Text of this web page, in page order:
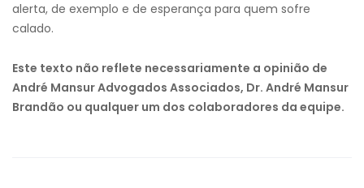
alerta, de exemplo e de esperança para quem sofre
calado.
Este texto não reflete necessariamente a opinião de
André Mansur Advogados Associados, Dr. André Mansur
Brandão ou qualquer um dos colaboradores da equipe.